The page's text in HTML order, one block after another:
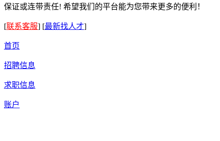
保证或连带责任! 希望我们的平台能为您带来更多的便利！
[联系客服] [最新找人才]
首页
招聘信息
求职信息
账户